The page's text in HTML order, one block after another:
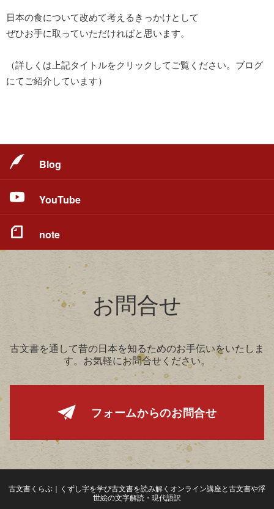
日本の食について改めて考えるきっかけとして
ぜひお手に取っていただければと思います。
（詳しくは上記タイトルをクリックしてご覧ください。ブログ
にてご紹介しています）
Blog
YouTube
note
お問合せ
古文書を通して昔の日本を知るためのお手伝いをいたしま
す。お気軽にお問合せください。
フォームからのお問合せ
古文書くらぶ｜くずし字を学び古文書を読み解くオンライン講座と古文書や浮
世絵の文字解読・現代語訳